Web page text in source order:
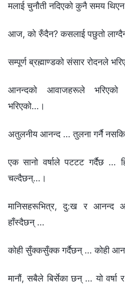
मलाई चुनौती नदिएको कुनै समय
आज, को रुँदैन? कसलाई पछुतो
सम्पूर्ण ब्रह्माण्डको संसार रोदनले
आनन्दको आवाजहरूले
भरिएको…।
अतुलनीय आनन्द … तुलना गर्नै
एक सानो वर्षाले पटटट गर्दैछ …
चल्दैछन्…।
मानिसहरूभित्र, दु:ख र आनन्द
हाँस्दैछन् …
कोही सुँक्कसुँक्क गर्दैछन् … कोही
मानौं, सबैले बिर्सेका छन् … यो वर्षा